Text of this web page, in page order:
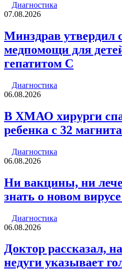
Диагностика
07.08.2026
Минздрав утвердил
медпомощи для
гепатитом С
Диагностика
06.08.2026
В ХМАО хирурги
ребенка с 32
Диагностика
06.08.2026
Ни вакцины, ни
знать о новом
Диагностика
06.08.2026
Доктор рассказал,
недуги указывает